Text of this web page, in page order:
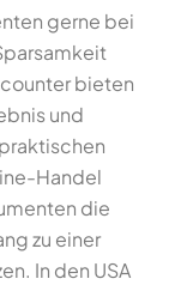
gerne bei
bieten
und
Handel
die
zu einer
In den USA